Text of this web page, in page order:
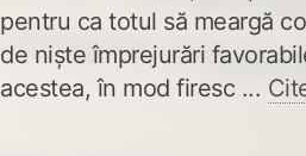
pentru ca totul să meargă
de niște împrejurări
acestea, în mod firesc ...